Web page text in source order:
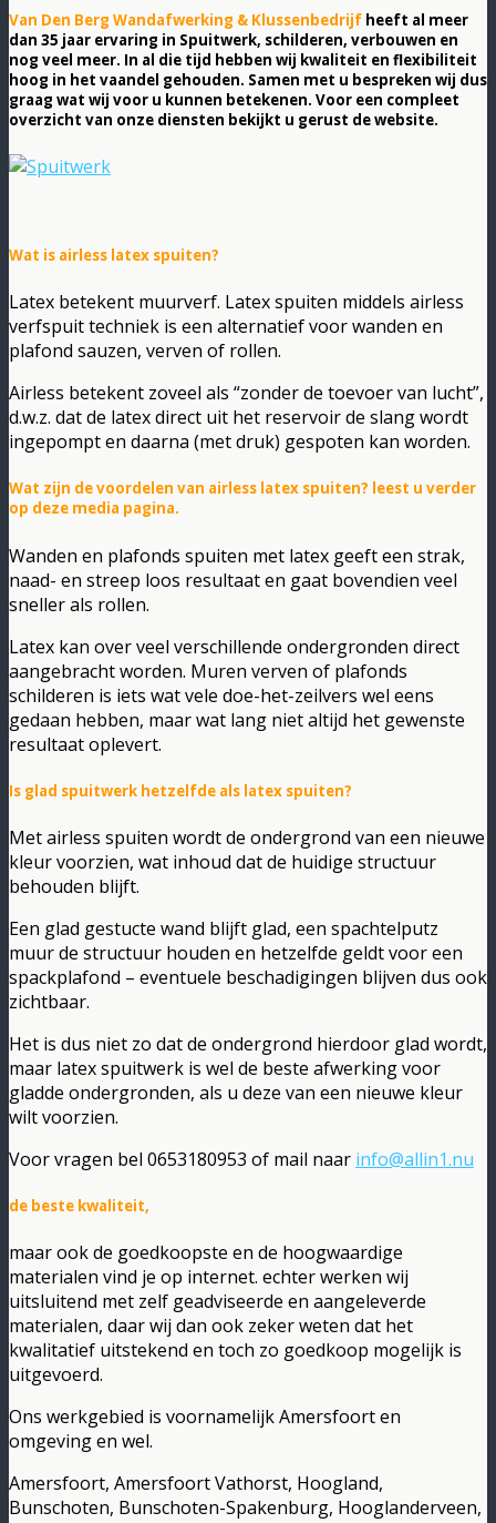
Van Den Berg Wandafwerking & Klussenbedrijf heeft al meer
dan 35 jaar ervaring in Spuitwerk, schilderen, verbouwen en
nog veel meer. In al die tijd hebben wij kwaliteit en flexibiliteit
hoog in het vaandel gehouden. Samen met u bespreken wij dus
graag wat wij voor u kunnen betekenen. Voor een compleet
overzicht van onze diensten bekijkt u gerust de website.
Wat is airless latex spuiten?
Latex betekent muurverf. Latex spuiten middels airless
verfspuit techniek is een alternatief voor wanden en
plafond sauzen, verven of rollen.
Airless betekent zoveel als “zonder de toevoer van lucht”,
d.w.z. dat de latex direct uit het reservoir de slang wordt
ingepompt en daarna (met druk) gespoten kan worden.
Wat zijn de voordelen van airless latex spuiten? leest u verder
op deze media pagina.
Wanden en plafonds spuiten met latex geeft een strak,
naad- en streep loos resultaat en gaat bovendien veel
sneller als rollen.
Latex kan over veel verschillende ondergronden direct
aangebracht worden. Muren verven of plafonds
schilderen is iets wat vele doe-het-zeilvers wel eens
gedaan hebben, maar wat lang niet altijd het gewenste
resultaat oplevert.
Is glad spuitwerk hetzelfde als latex spuiten?
Met airless spuiten wordt de ondergrond van een nieuwe
kleur voorzien, wat inhoud dat de huidige structuur
behouden blijft.
Een glad gestucte wand blijft glad, een spachtelputz
muur de structuur houden en hetzelfde geldt voor een
spackplafond – eventuele beschadigingen blijven dus ook
zichtbaar.
Het is dus niet zo dat de ondergrond hierdoor glad wordt,
maar latex spuitwerk is wel de beste afwerking voor
gladde ondergronden, als u deze van een nieuwe kleur
wilt voorzien.
Voor vragen bel 0653180953 of mail naar info@allin1.nu
de beste kwaliteit,
maar ook de goedkoopste en de hoogwaardige
materialen vind je op internet. echter werken wij
uitsluitend met zelf geadviseerde en aangeleverde
materialen, daar wij dan ook zeker weten dat het
kwalitatief uitstekend en toch zo goedkoop mogelijk is
uitgevoerd.
Ons werkgebied is voornamelijk Amersfoort en
omgeving en wel.
Amersfoort, Amersfoort Vathorst, Hoogland,
Bunschoten, Bunschoten-Spakenburg, Hooglanderveen,